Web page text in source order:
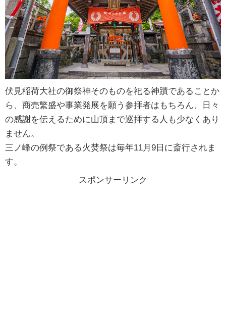
伏見稲荷大社の御祭神そのものを祀る神蹟であることか
ら、商売繁盛や事業発展を願う参拝者はもちろん、日々
の感謝を伝えるために山頂まで巡拝する人も少なくあり
ません。
三ノ峰の例祭である火焚祭は毎年11月9日に斎行されま
す。
スポンサーリンク